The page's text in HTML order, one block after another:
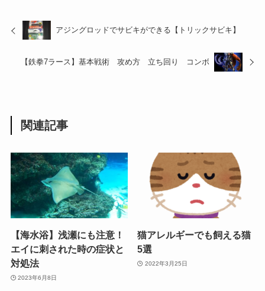
アジングロッドでサビキができる【トリックサビキ】
【鉄拳7ラース】基本戦術 攻め方 立ち回り コンボ
関連記事
【海水浴】浅瀬にも注意！
エイに刺された時の症状と
対処法
2023年6月8日
猫アレルギーでも飼える猫
5選
2022年3月25日